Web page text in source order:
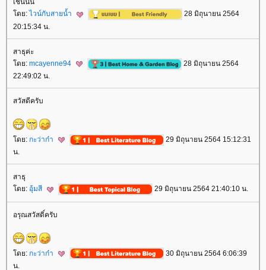
เช่นนั้น
ดย: ไวน์กับสายน้ำ
28 มิถุนายน 2564
20:15:34 น.
สาธุค่ะ
ดย: mcayenne94
28 มิถุนายน 2564
22:49:02 น.
สวัสดีครับ
ดย: กะว่าก๋า
29 มิถุนายน 2564 15:12:31
น.
สาธุ
ดย: อุ้มสี 29 มิถุนายน 2564 21:40:10 น.
อรุณสวัสดิ์ครับ
ดย: กะว่าก๋า
30 มิถุนายน 2564 6:06:39
น.